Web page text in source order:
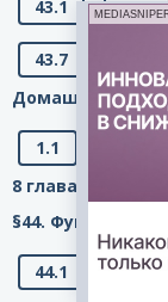
43.1 43.2
43.7
Домашняя
1.1
8 глава. Номера
§44. Функция у =
44.1 44.2